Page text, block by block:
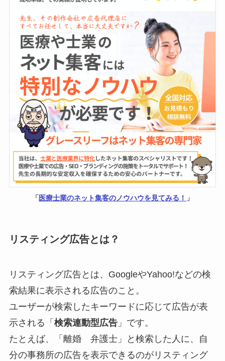
「 医療士業のネット集客のノウハウを見てみる！ 」
リスティング広告とは？
リスティング広告とは、GoogleやYahoo!などの検
索結果に表示される広告のこと。
ユーザーが検索したキーワードに応じて広告が表
示される「 検索連動型広告」です。
たとえば、「離婚 弁護士」と検索した人に、自
分の事務所の広告を表示できるのがリスティング